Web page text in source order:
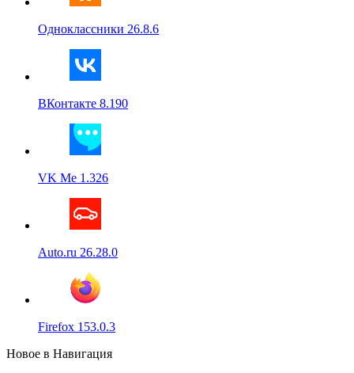
Одноклассники 26.8.6
ВКонтакте 8.190
VK Me 1.326
Auto.ru 26.28.0
Firefox 153.0.3
Новое в Навигация